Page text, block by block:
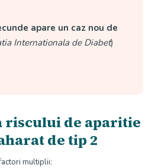
apare un caz nou de
Internationala de Diabet)
riscului de aparitie
de tip 2
multiplii: